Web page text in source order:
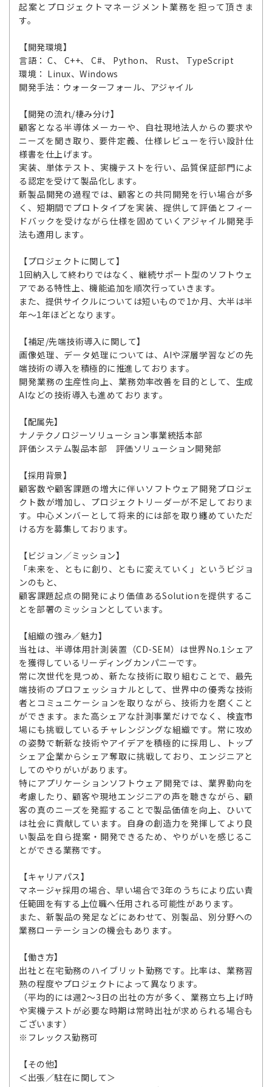
起案とプロジェクトマネージメント業務を担って頂きま
す。
【開発環境】
言語： C、 C++、 C#、 Python、 Rust、 TypeScript
環境： Linux、Windows
開発手法：ウォーターフォール、アジャイル
【開発の流れ/棲み分け】
顧客となる半導体メーカーや、自社現地法人からの要求や
ニーズを聞き取り、要件定義、仕様レビューを行い設計仕
様書を仕上げます。
実装、単体テスト、実機テストを行い、品質保証部門によ
る認定を受けて製品化します。
新製品開発の過程では、顧客との共同開発を行い場合が多
く、短期間でプロトタイプを実装、提供して評価とフィー
ドバックを受けながら仕様を固めていくアジャイル開発手
法も適用します。
【プロジェクトに関して】
1回納入して終わりではなく、継続サポート型のソフトウェ
アである特性上、機能追加を順次行っていきます。
また、提供サイクルについては短いもので1か月、大半は半
年～1年ほどとなります。
【補足/先端技術導入に関して】
画像処理、データ処理については、AIや深層学習などの先
端技術の導入を積極的に推進しております。
開発業務の生産性向上、業務効率改善を目的として、生成
AIなどの技術導入も進めております。
【配属先】
ナノテクノロジーソリューション事業統括本部
評価システム製品本部 評価ソリューション開発部
【採用背景】
顧客数や顧客課題の増大に伴いソフトウェア開発プロジェ
クト数が増加し、プロジェクトリーダーが不足しておりま
す。中心メンバーとして将来的には部を取り纏めていただ
ける方を募集しております。
【ビジョン／ミッション】
「未来を、ともに創り、ともに変えていく」というビジョ
ンのもと、
顧客課題起点の開発により価値あるSolutionを提供するこ
とを部署のミッションとしています。
【組織の強み／魅力】
当社は、半導体用計測装置（CD-SEM）は世界No.1シェア
を獲得しているリーディングカンパニーです。
常に次世代を見つめ、新たな技術に取り組むことで、最先
端技術のプロフェッショナルとして、世界中の優秀な技術
者とコミュニケーションを取りながら、技術力を磨くこと
ができます。また高シェアな計測事業だけでなく、検査市
場にも挑戦しているチャレンジングな組織です。常に攻め
の姿勢で斬新な技術やアイデアを積極的に採用し、トップ
シェア企業からシェア奪取に挑戦しており、エンジニアと
してのやりがいがあります。
特にアプリケーションソフトウェア開発では、業界動向を
考慮したり、顧客や現地エンジニアの声を聴きながら、顧
客の真のニーズを発掘することで製品価値を向上、ひいて
は社会に貢献しています。自身の創造力を発揮してより良
い製品を自ら提案・開発できるため、やりがいを感じるこ
とができる業務です。
【キャリアパス】
マネージャ採用の場合、早い場合で3年のうちにより広い責
任範囲を有する上位職へ任用される可能性があります。
また、新製品の発足などにあわせて、別製品、別分野への
業務ローテーションの機会もあります。
【働き方】
出社と在宅勤務のハイブリット勤務です。比率は、業務習
熟の程度やプロジェクトによって異なります。
（平均的には週2～3日の出社の方が多く、業務立ち上げ時
や実機テストが必要な時期は常時出社が求められる場合も
ございます）
※フレックス勤務可
【その他】
＜出張／駐在に関して＞